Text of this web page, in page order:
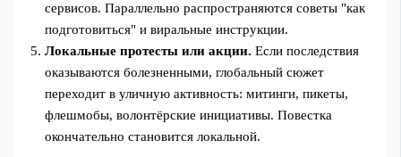
сервисов. Параллельно распространяются советы "как
подготовиться" и виральные инструкции.
Локальные протесты или акции. Если последствия
оказываются болезненными, глобальный сюжет
переходит в уличную активность: митинги, пикеты,
флешмобы, волонтёрские инициативы. Повестка
окончательно становится локальной.